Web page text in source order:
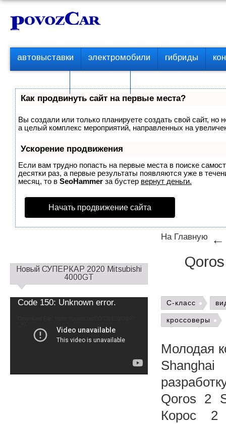
Перейти
контенту
р
о
е
м
е
ю
автовыставки электромобили гибриды
Как продвинуть сайт на первые места?
Вы создали или только планируете создать свой сайт, но
а целый комплекс мероприятий, направленных на
Ускорение продвижения
Если вам трудно попасть на первые места в поиске
десятки раз, а первые результаты появляются уже в
месяц, то в SeoHammer за бустер вернут деньги.
Начать продвижение сайта
На Главную
C-класс
кроссоверы
Молодая
Shanghai
Qoros 2
Корос 2
С
д
Новый СУПЕРКАР 2020 Mitsubishi
4000GT
Video
Code 150: Unknown error.